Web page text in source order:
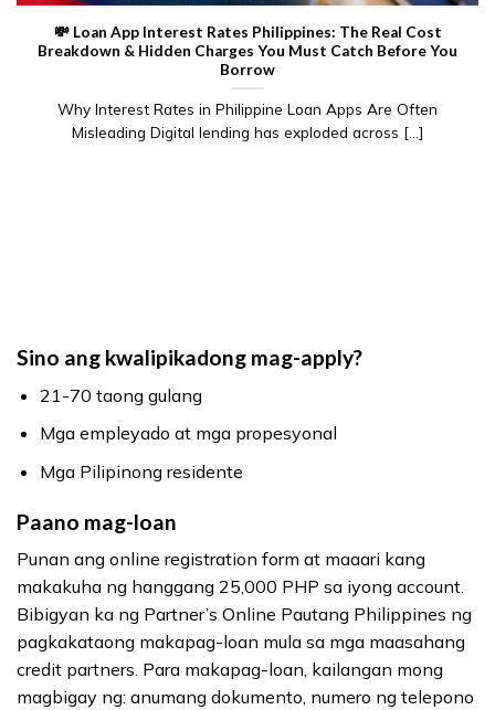
💸 Loan App Interest Rates Philippines: The Real Cost
Breakdown & Hidden Charges You Must Catch Before You
Borrow
Why Interest Rates in Philippine Loan Apps Are Often
Misleading Digital lending has exploded across [...]
Sino ang kwalipikadong mag-apply?
21-70 taong gulang
Mga empleyado at mga propesyonal
Mga Pilipinong residente
Paano mag-loan
Punan ang online registration form at maaari kang
makakuha ng hanggang 25,000 PHP sa iyong account.
Bibigyan ka ng Partner’s Online Pautang Philippines ng
pagkakataong makapag-loan mula sa mga maasahang
credit partners. Para makapag-loan, kailangan mong
magbigay ng: anumang dokumento, numero ng telepono